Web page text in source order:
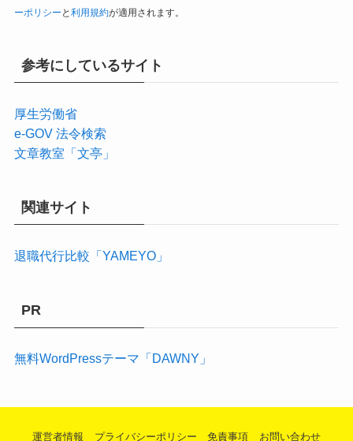
ーポリシー と 利用規約が適用されます。
参考にしているサイト
厚生労働省
e-GOV 法令検索
文章教室「文亭」
関連サイト
退職代行比較「YAMEYO」
PR
無料WordPressテーマ「DAWNY」
運営者情報 プライバシーポリシー 免責事項 お問い合わせ